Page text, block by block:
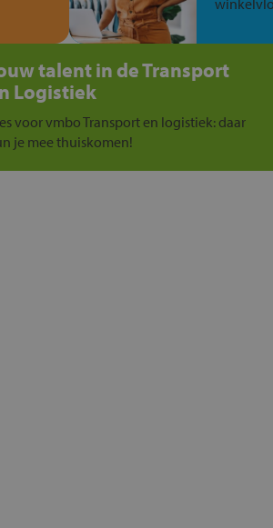
talent in de Transport
Logistiek
voor vmbo Transport en logistiek: daar
je mee thuiskomen!